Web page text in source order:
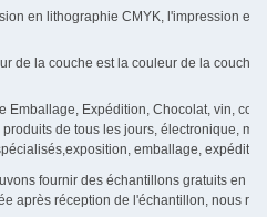
en lithographie CMYK, l'impression
de la couche est la couleur de la couche
Emballage, Expédition, Chocolat, vin,
de tous les jours, électronique,
emballage,
fournir des échantillons gratuits en
après réception de l'échantillon, nous